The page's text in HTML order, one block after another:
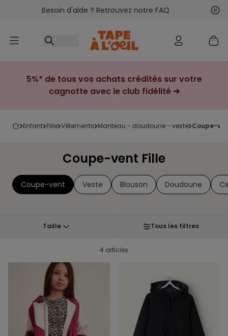
Accéder au contenu
Besoin d'aide ? Retrouvez notre FAQ
5%* de tous vos achats crédités sur votre
cagnotte avec le club fidélité ➔
enfant fille vêtements manteau - doudoune - veste coupe-
Coupe-vent Fille
Coupe-vent Veste Blouson Doudoune
Taille Tous les filtres
4 articles